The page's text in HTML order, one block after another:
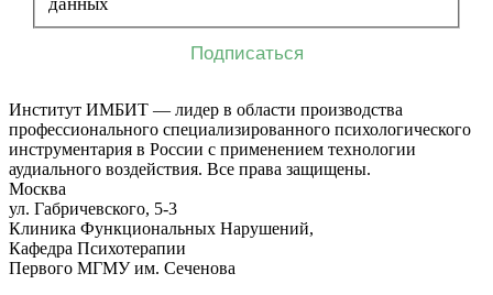
Институт ИМБИТ — лидер в области производства
профессионального специализированного психологического
инструментария в России с применением технологии
аудиального воздействия. Все права защищены.
Москва
ул. Габричевского, 5-3
Клиника Функциональных Нарушений,
Кафедра Психотерапии
Первого МГМУ им. Сеченова